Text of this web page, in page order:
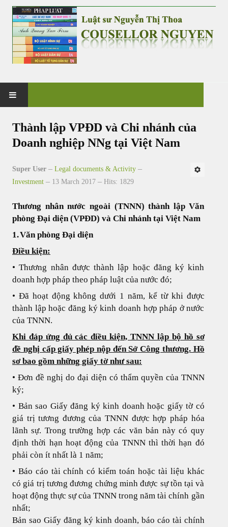
PRACTICE
G&V CO., LTD
CASES & CLIENTS
ATTORNEY AT LAW
ANH QUANG LAW FIRM
Thành lập VPĐD và Chi nhánh của
Doanh nghiệp NNg tại Việt Nam
Super User
Legal documents & Activity
Investment
13 March 2017 Hits: 1829
Thương nhân nước ngoài (TNNN) thành lập Văn
phòng Đại diện (VPĐD) và Chi nhánh tại Việt Nam
1.Văn phòng Đại diện
Điều kiện:
• Thương nhân được thành lập hoặc đăng ký kinh
doanh hợp pháp theo pháp luật của nước đó;
• Đã hoạt động không dưới 1 năm, kể từ khi được
thành lập hoặc đăng ký kinh doanh hợp pháp ở nước
của TNNN.
Khi đáp ứng đủ các điều kiện, TNNN lập bộ hồ sơ
đề nghị cấp giấy phép nộp đến Sở Công thương. Hồ
sơ bao gồm những giấy tờ như sau:
• Đơn đề nghị do đại diện có thẩm quyền của TNNN
ký;
• Bản sao Giấy đăng ký kinh doanh hoặc giấy tờ có
giá trị tương đương của TNNN được hợp pháp hóa
lãnh sự. Trong trường hợp các văn bản này có quy
định thời hạn hoạt động của TNNN thì thời hạn đó
phải còn ít nhất là 1 năm;
• Báo cáo tài chính có kiểm toán hoặc tài liệu khác
có giá trị tương đương chứng minh được sự tồn tại và
hoạt động thực sự của TNNN trong năm tài chính gần
nhất;
Bản sao Giấy đăng ký kinh doanh, báo cáo tài chính